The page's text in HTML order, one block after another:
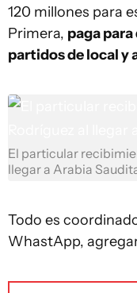
120 millones para
Primera, paga
partidos de local y
El particular
llegar a Arabia
Todo es
WhastApp,